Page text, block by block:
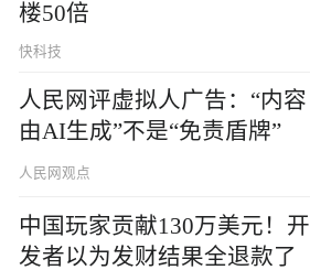
楼50倍
快科技
人民网评虚拟人广告：“内容
由AI生成”不是“免责盾牌”
人民网观点
中国玩家贡献130万美元！开
发者以为发财结果全退款了